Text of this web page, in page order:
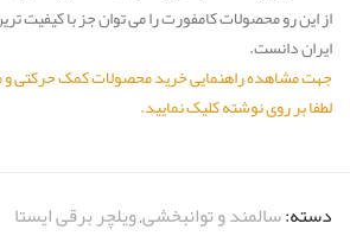
از این رو محصولات کامفورت را می توان جز با کیفیت
ایران دانست.
جهت مشاهده راهنمایی خرید محصولات کمک حرکتی
لطفا بر روی نوشته کلیک نمایید.
دسته:سالمند و توانبخشی,ویلچر برقی ایستا